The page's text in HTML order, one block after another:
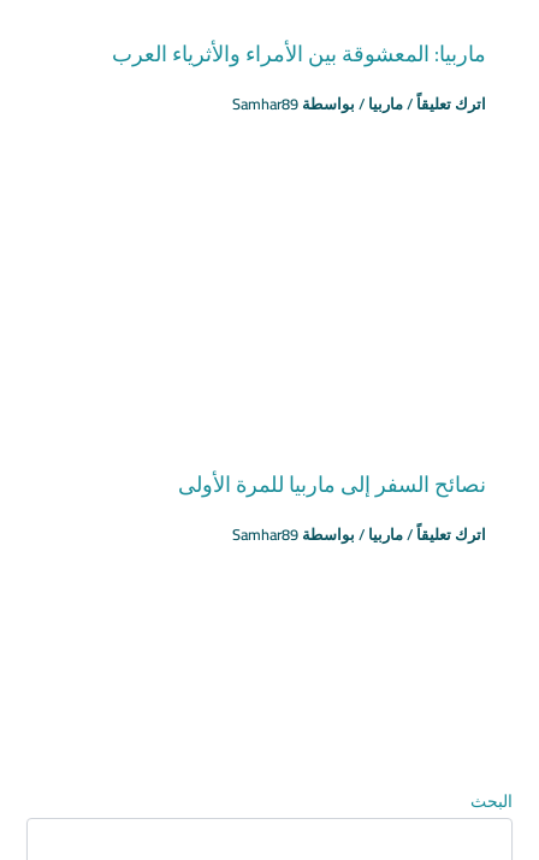
ماربيا: المعشوقة بين الأمراء والأثرياء العرب
اترك تعليقاً/ماربيا/ بواسطةSamhar89
نصائح السفر إلى ماربيا للمرة الأولى
اترك تعليقاً/ماربيا/ بواسطةSamhar89
البحث